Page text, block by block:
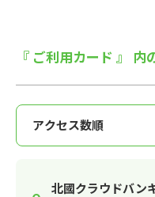
『 ご利用カード 』 内
北國クラウドバン